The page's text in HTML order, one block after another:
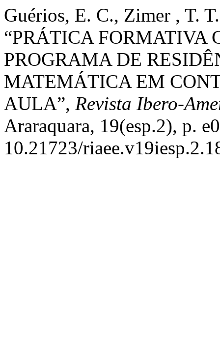
Guérios, E. C., Zimer , T.
“PRÁTICA FORMATIVA
PROGRAMA DE
MATEMÁTICA EM
AULA”, Revista Ibero-
Araraquara, 19(esp.2), p.
10.21723/